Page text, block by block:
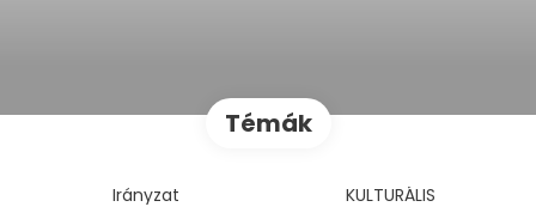
Témák
Irányzat
KULTURÁLIS